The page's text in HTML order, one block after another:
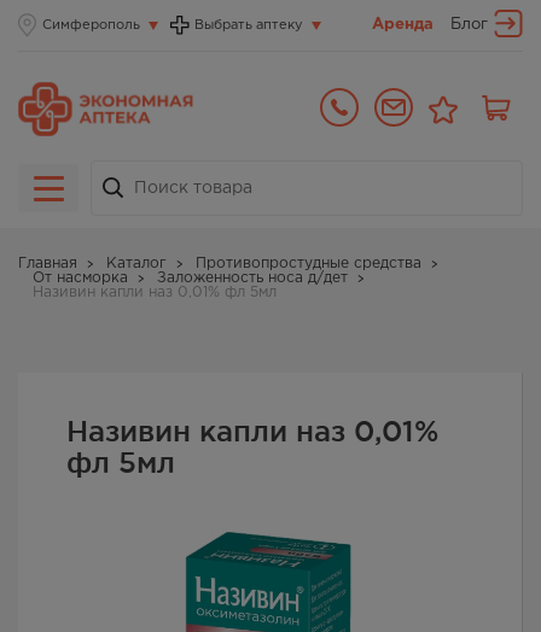
Симферополь Выбрать аптеку Аренда Блог
Главная Каталог
Противопростудные средства
От насморка
Заложенность носа д/дет
Називин капли наз 0,01% фл 5мл
Називин капли наз 0,01%
фл 5мл